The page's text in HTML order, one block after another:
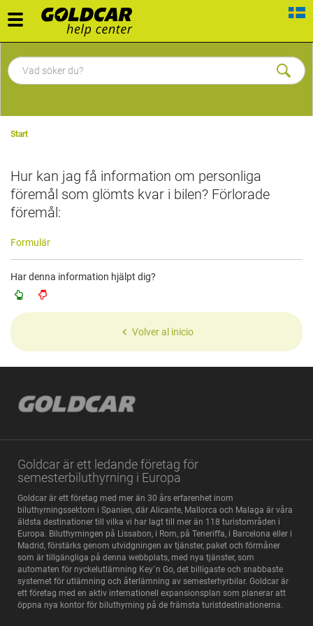
Toggle
navigation
Start
Hur kan jag få information om personliga
föremål som glömts kvar i bilen? Förlorade
föremål:
Formulär
Har denna information hjälpt dig?
Volver al inicio
Goldcar är ett ledande företag för
semesterbiluthyrning i Europa
Goldcar är ett företag med mer än 30 års erfarenhet inom
biluthyrningssektorn i Spanien, där Alicante, Mallorca och Malaga är våra
äldsta destinationer till vilka vi har lagt till mer än 118 turistområden i
Europa. Biluthyrningen på Lissabon, i Rom, på Teneriffa, i Barcelona eller i
Madrid, förstärks genom utvidgningen av tjänster, paket och förmåner
som är tillgängliga på denna webbplats, med nya tjänster, som
automaten för nyckelutlämning Key´n Go, det billigaste och snabbaste
systemet för utlämning och återlämning av semesterhyrbilar. Goldcar är
ett företag med en aktiv internationell expansionsplan som planerar att
öppna nya kontor för biluthyrning på de främsta turistdestinationerna.